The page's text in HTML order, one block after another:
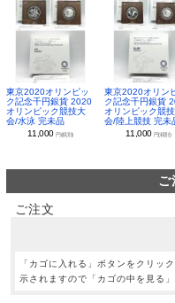
東京2020オリンピッ
ク記念千円銀貨 2020
オリンピック競技大
会/水泳 完未品
11,000円(税別)
東京2020オリン
ク記念千円銀貨
オリンピック競
会/陸上競技 完未
11,000 円(税別)
ご
ご注文
「カゴに入れる」ボタンをクリッ
示されますので「カゴの中を見る